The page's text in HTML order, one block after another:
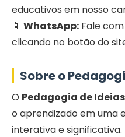
educativos em nosso
📱 WhatsApp: Fale
clicando no botão do
Sobre o
O Pedagogia de Ideias
o aprendizado em uma
interativa e